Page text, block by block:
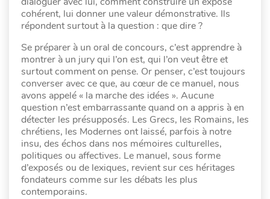
cohérent, lui donner une valeur démonstrative. Ils
répondent surtout à la question : que dire ?
Se préparer à un oral de concours, c’est apprendre à
montrer à un jury qui l’on est, qui l’on veut être et
surtout comment on pense. Or penser, c’est toujours
converser avec ce que, au cœur de ce manuel, nous
avons appelé « la marche des idées ». Aucune
question n’est embarrassante quand on a appris à en
détecter les présupposés. Les Grecs, les Romains, les
chrétiens, les Modernes ont laissé, parfois à notre
insu, des échos dans nos mémoires culturelles,
politiques ou affectives. Le manuel, sous forme
d’exposés ou de lexiques, revient sur ces héritages
fondateurs comme sur les débats les plus
contemporains.